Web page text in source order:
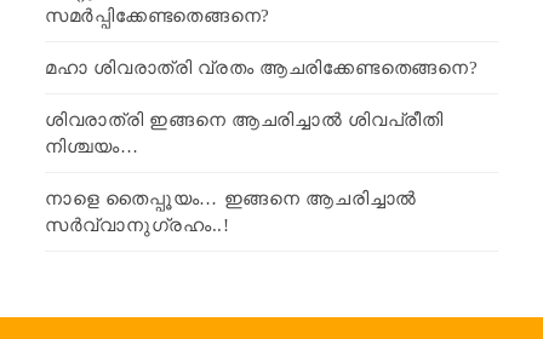
സമർപ്പിക്കേണ്ടതെങ്ങനെ?
മഹാ ശിവരാത്രി വ്രതം ആചരിക്കേണ്ടതെങ്ങനെ?
ശിവരാത്രി ഇങ്ങനെ ആചരിച്ചാൽ ശിവപ്രീതി
നിശ്ചയം…
നാളെ തൈപ്പൂയം… ഇങ്ങനെ ആചരിച്ചാൽ
സർവ്വാനുഗ്രഹം..!